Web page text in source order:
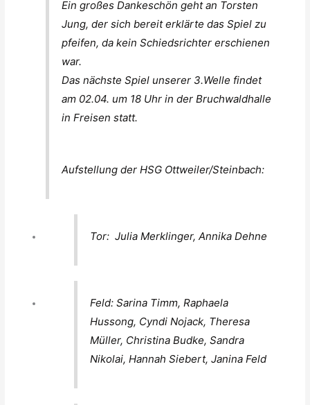
Ein großes Dankeschön geht an Torsten
Jung, der sich bereit erklärte das Spiel zu
pfeifen, da kein Schiedsrichter erschienen
war.
Das nächste Spiel unserer 3.Welle findet
am 02.04. um 18 Uhr in der Bruchwaldhalle
in Freisen statt.
Aufstellung der HSG Ottweiler/Steinbach:
Tor: Julia Merklinger, Annika Dehne
Feld: Sarina Timm, Raphaela
Hussong, Cyndi Nojack, Theresa
Müller, Christina Budke, Sandra
Nikolai, Hannah Siebert, Janina Feld